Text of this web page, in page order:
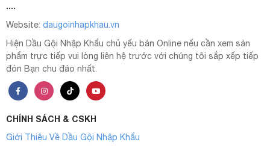
....
Website: daugoinhapkhau.vn
Hiện Dầu Gội Nhập Khẩu chủ yếu bán Online nếu cần xem sản
phẩm trực tiếp vui lòng liên hệ trước với chúng tôi sắp xếp tiếp
đón Bạn chu đáo nhất.
CHÍNH SÁCH & CSKH
Giới Thiệu Về Dầu Gội Nhập Khẩu